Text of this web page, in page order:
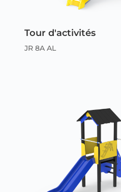
Tour d'activités
JR 8A AL